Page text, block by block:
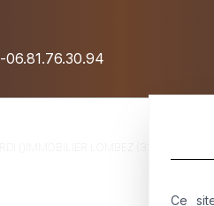
-06.81.76.30.94
Ce